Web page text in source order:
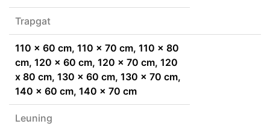
Trapgat
110 x 60 cm, 110 x 70 cm, 110 x 80
cm, 120 x 60 cm, 120 x 70 cm, 120
x 80 cm, 130 x 60 cm, 130 x 70 cm,
140 x 60 cm, 140 x 70 cm
Leuning